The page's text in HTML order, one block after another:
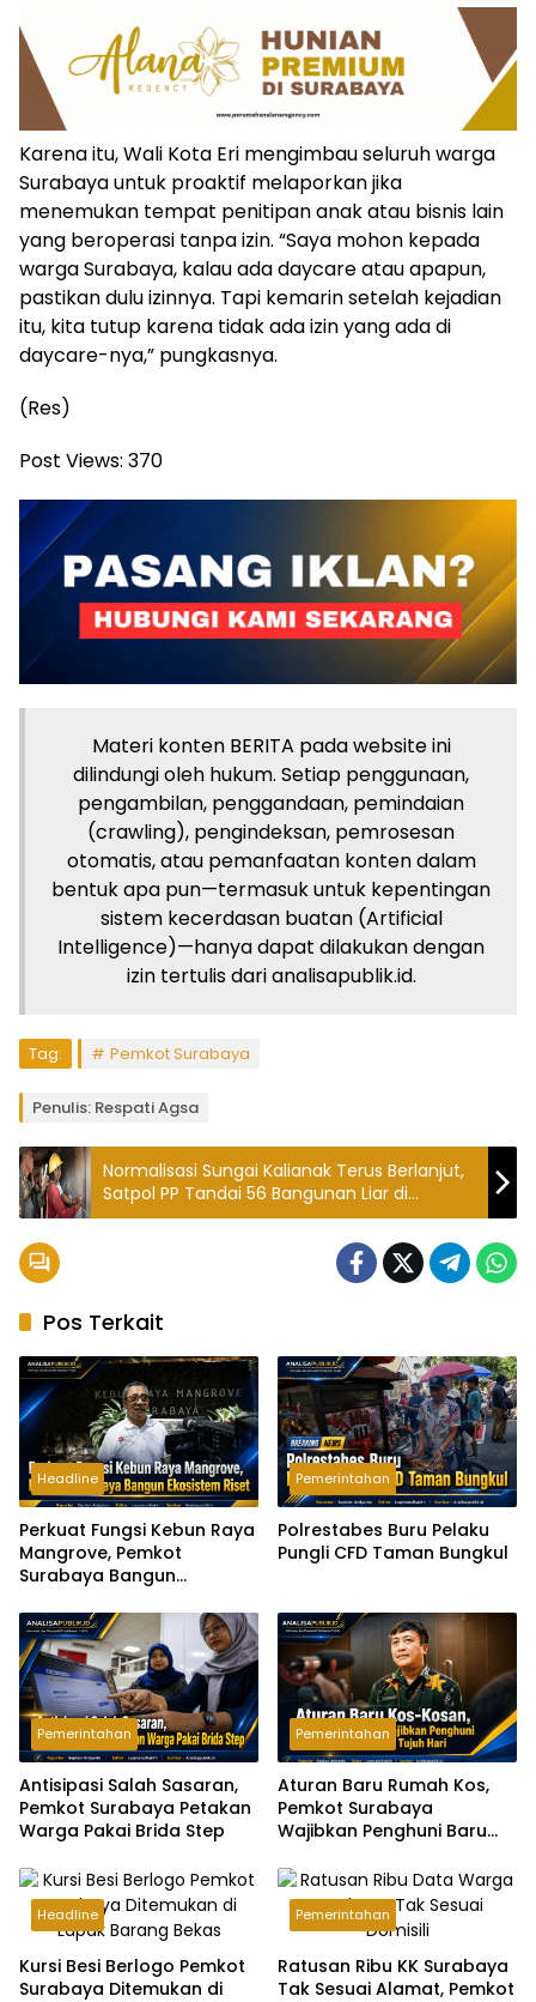
Karena itu, Wali Kota Eri mengimbau seluruh warga
Surabaya untuk proaktif melaporkan jika
menemukan tempat penitipan anak atau bisnis lain
yang beroperasi tanpa izin. “Saya mohon kepada
warga Surabaya, kalau ada daycare atau apapun,
pastikan dulu izinnya. Tapi kemarin setelah kejadian
itu, kita tutup karena tidak ada izin yang ada di
daycare-nya,” pungkasnya.
(Res)
Post Views: 370
Materi konten BERITA pada website ini
dilindungi oleh hukum. Setiap penggunaan,
pengambilan, penggandaan, pemindaian
(crawling), pengindeksan, pemrosesan
otomatis, atau pemanfaatan konten dalam
bentuk apa pun—termasuk untuk kepentingan
sistem kecerdasan buatan (Artificial
Intelligence)—hanya dapat dilakukan dengan
izin tertulis dari analisapublik.id.
Tag: Pemkot Surabaya
Penulis: Respati Agsa
Normalisasi Sungai Kalianak Terus Berlanjut,
Satpol PP Tandai 56 Bangunan Liar di
Asemrowo
Pos Terkait
Headline
Perkuat Fungsi Kebun Raya
Mangrove, Pemkot
Surabaya Bangun
Pemerintahan
Polrestabes Buru Pelaku
Pungli CFD Taman Bungkul
Pemerintahan
Antisipasi Salah Sasaran,
Pemkot Surabaya Petakan
Warga Pakai Brida Step
Pemerintahan
Aturan Baru Rumah Kos,
Pemkot Surabaya
Wajibkan Penghuni Baru
Headline
Kursi Besi Berlogo Pemkot
Surabaya Ditemukan di
Pemerintahan
Ratusan Ribu KK Surabaya
Tak Sesuai Alamat, Pemkot